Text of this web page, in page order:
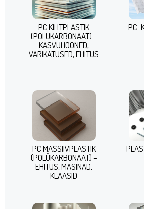
PC KIHTPLASTIK
(POLÜKARBONAAT) –
KASVUHOONED,
VARIKATUSED, EHITUS
PC-
PC MASSIIVPLASTIK
(POLÜKARBONAAT) –
EHITUS, MASINAD,
KLAASID